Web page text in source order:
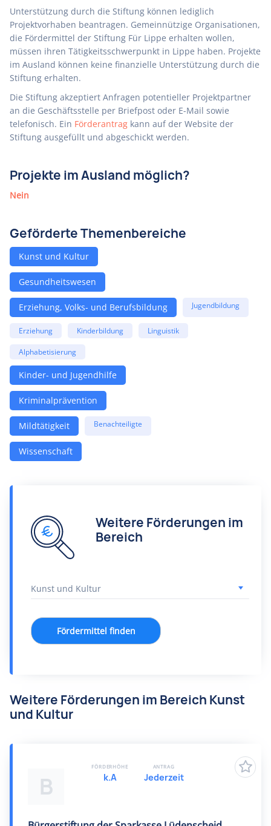
Unterstützung durch die Stiftung können lediglich
Projektvorhaben beantragen. Gemeinnützige Organisationen,
die Fördermittel der Stiftung Für Lippe erhalten wollen,
müssen ihren Tätigkeitsschwerpunkt in Lippe haben. Projekte
im Ausland können keine finanzielle Unterstützung durch die
Stiftung erhalten.
Die Stiftung akzeptiert Anfragen potentieller Projektpartner
an die Geschäftsstelle per Briefpost oder E-Mail sowie
telefonisch. Ein Förderantrag kann auf der Website der
Stiftung ausgefüllt und abgeschickt werden.
Projekte im Ausland möglich?
Nein
Geförderte Themenbereiche
Kunst und Kultur
Gesundheitswesen
Erziehung, Volks- und Berufsbildung Jugendbildung
Erziehung Kinderbildung Linguistik
Alphabetisierung
Kinder- und Jugendhilfe
Kriminalprävention
Mildtätigkeit Benachteiligte
Wissenschaft
Weitere Förderungen im
Bereich
Fördermittel finden
Weitere Förderungen im Bereich Kunst
und Kultur
B
FÖRDERHÖHE
k.A
ANTRAG
Jederzeit